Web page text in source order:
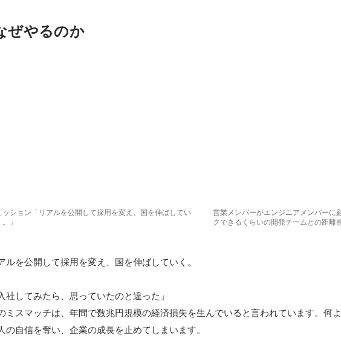
ぜやるのか
ッション「リアルを公開して採用を変え、国を伸ばしてい
。」
営業メンバーがエンジニアメンバーに
クできるくらいの開発チームとの距離
ルを公開して採用を変え、国を伸ばしていく。
社してみたら、思っていたのと違った」
ミスマッチは、年間で数兆円規模の経済損失を生んでいると言われています。何
の自信を奪い、企業の成長を止めてしまいます。